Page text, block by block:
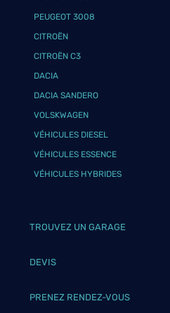
PEUGEOT 3008
CITROËN
CITROËN C3
DACIA
DACIA SANDERO
VOLSKWAGEN
VÉHICULES DIESEL
VÉHICULES ESSENCE
VÉHICULES HYBRIDES
TROUVEZ UN GARAGE
DEVIS
PRENEZ RENDEZ-VOUS